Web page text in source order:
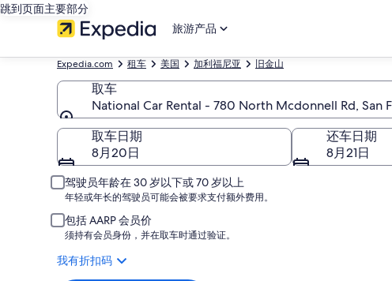
跳到页面主要部分
旅游产品
Expedia.com 租车 美国 加利福尼亚 旧金山
取车
National Car Rental - 780 North Mcdonnell Rd, San
取车
取车日期
8月20日
还车日期
8月21日
驾驶员年龄在 30 岁以下或 70 岁以上
年轻或年长的驾驶员可能会被要求支付额外费用。
包括 AARP 会员价
须持有会员身份，并在取车时通过验证。
我有折扣码